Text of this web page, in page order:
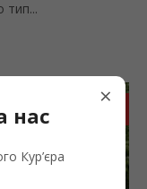
тип...
×
нас
Кур’єра